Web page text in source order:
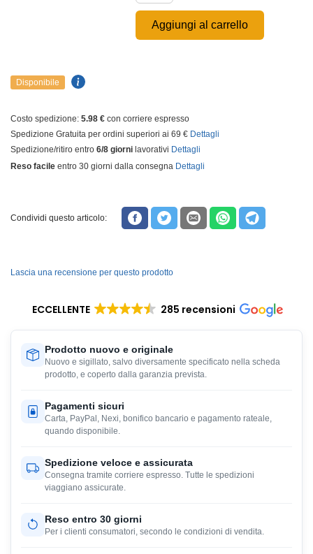
Aggiungi al carrello
Disponibile
Costo spedizione: 5.98 € con corriere espresso
Spedizione Gratuita per ordini superiori ai 69 € Dettagli
Spedizione/ritiro entro 6/8 giorni lavorativi Dettagli
Reso facile entro 30 giorni dalla consegna Dettagli
Condividi questo articolo:
Lascia una recensione per questo prodotto
ECCELLENTE 285 recensioni
Prodotto nuovo e originale
Nuovo e sigillato, salvo diversamente specificato nella scheda
prodotto, e coperto dalla garanzia prevista.
Pagamenti sicuri
Carta, PayPal, Nexi, bonifico bancario e pagamento rateale,
quando disponibile.
Spedizione veloce e assicurata
Consegna tramite corriere espresso. Tutte le spedizioni
viaggiano assicurate.
Reso entro 30 giorni
Per i clienti consumatori, secondo le condizioni di vendita.